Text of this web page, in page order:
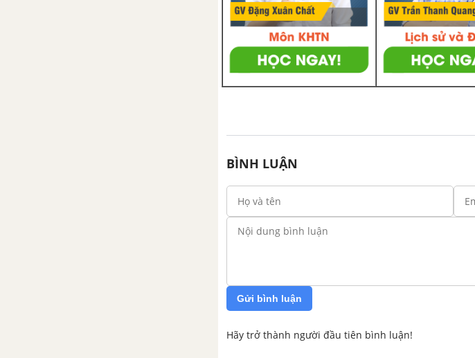
BÌNH LUẬN
Gửi bình luận
Hãy trở thành người đầu tiên bình luận!